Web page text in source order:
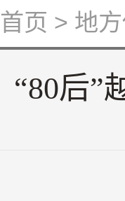
首页 > 地
“80后”